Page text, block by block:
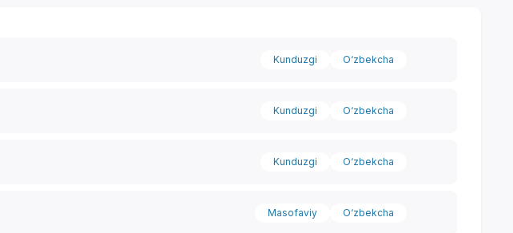
Kunduzgi O‘zbekcha
Kunduzgi O‘zbekcha
Kunduzgi O‘zbekcha
Masofaviy O‘zbekcha